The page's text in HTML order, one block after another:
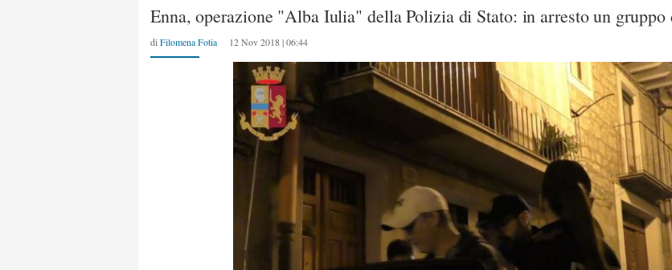
Enna, operazione "Alba Iulia" della Polizia di Stato: in arresto un
di Filomena Fotia 12 Nov 2018 | 06:44